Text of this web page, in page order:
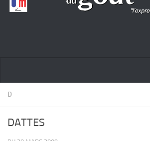
ACTUALITÉ
D
DATTES